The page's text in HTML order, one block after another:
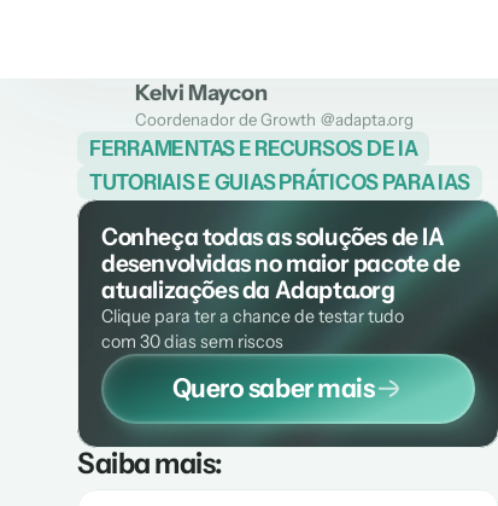
Kelvi Maycon
Coordenador de Growth @adapta.org
FERRAMENTAS E RECURSOS DE IA
TUTORIAIS E GUIAS PRÁTICOS PARA IAS
Conheça todas as soluções de IA
desenvolvidas no maior pacote de
atualizações da Adapta.org
Clique para ter a chance de testar tudo
com 30 dias sem riscos
Quero saber mais
Saiba mais: